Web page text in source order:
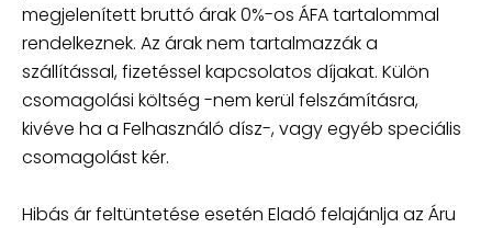
megjelenített bruttó árak 0%-os ÁFA tartalommal
rendelkeznek. Az árak nem tartalmazzák a
szállítással, fizetéssel kapcsolatos díjakat. Külön
csomagolási költség -nem kerül felszámításra,
kivéve ha a Felhasználó dísz-, vagy egyéb speciális
csomagolást kér.
Hibás ár feltüntetése esetén Eladó felajánlja az Áru